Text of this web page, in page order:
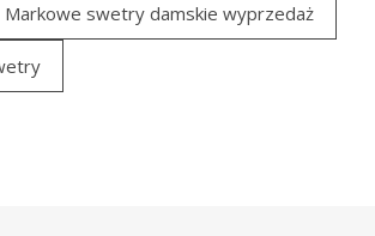
swetry damskie wyprzedaż